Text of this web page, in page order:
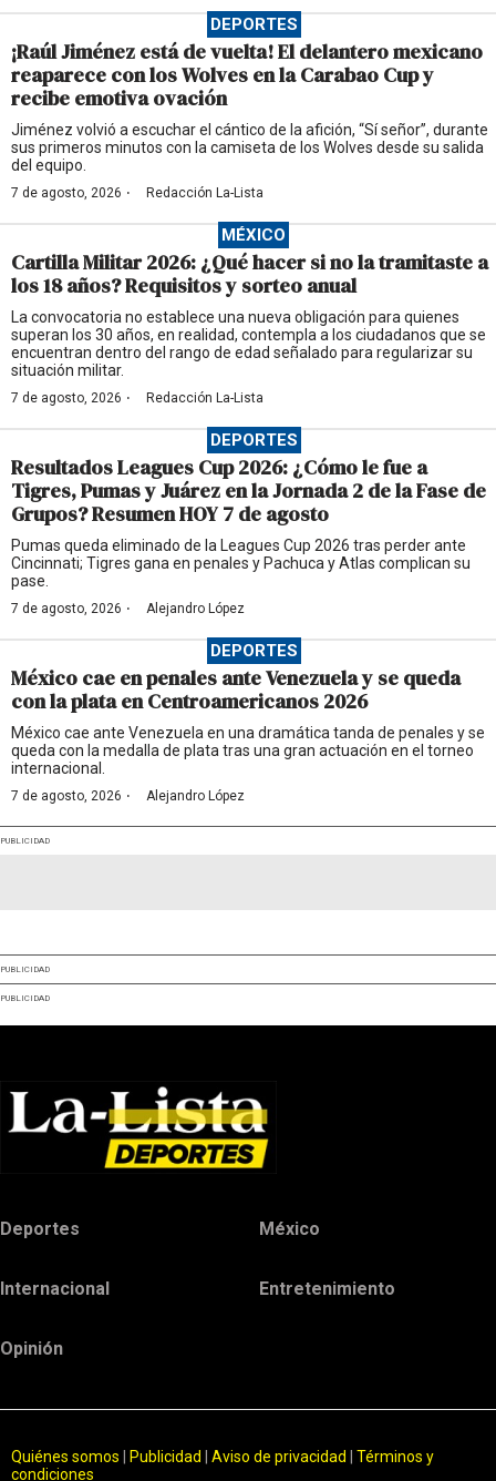
DEPORTES
¡Raúl Jiménez está de vuelta! El delantero mexicano
reaparece con los Wolves en la Carabao Cup y
recibe emotiva ovación
Jiménez volvió a escuchar el cántico de la afición, “Sí señor”, durante
sus primeros minutos con la camiseta de los Wolves desde su salida
del equipo.
7 de agosto, 2026 · Redacción La-Lista
MÉXICO
Cartilla Militar 2026: ¿Qué hacer si no la tramitaste a
los 18 años? Requisitos y sorteo anual
La convocatoria no establece una nueva obligación para quienes
superan los 30 años, en realidad, contempla a los ciudadanos que se
encuentran dentro del rango de edad señalado para regularizar su
situación militar.
7 de agosto, 2026 · Redacción La-Lista
DEPORTES
Resultados Leagues Cup 2026: ¿Cómo le fue a
Tigres, Pumas y Juárez en la Jornada 2 de la Fase de
Grupos? Resumen HOY 7 de agosto
Pumas queda eliminado de la Leagues Cup 2026 tras perder ante
Cincinnati; Tigres gana en penales y Pachuca y Atlas complican su
pase.
7 de agosto, 2026 · Alejandro López
DEPORTES
México cae en penales ante Venezuela y se queda
con la plata en Centroamericanos 2026
México cae ante Venezuela en una dramática tanda de penales y se
queda con la medalla de plata tras una gran actuación en el torneo
internacional.
7 de agosto, 2026 · Alejandro López
PUBLICIDAD
PUBLICIDAD
PUBLICIDAD
Deportes México
Internacional Entretenimiento
Opinión
Quiénes somos Publicidad Aviso de privacidad
Términos y
condiciones